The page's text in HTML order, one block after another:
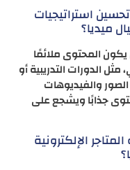
استراتيجيات
ميديا؟
المحتوى ملائمًا
الدورات التدريبية أو
والفيديوهات
جذابًا ويشجع على
الإلكترونية